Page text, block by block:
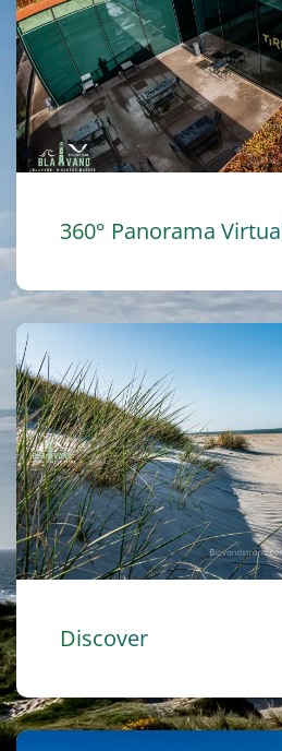
360° Panorama
Discover